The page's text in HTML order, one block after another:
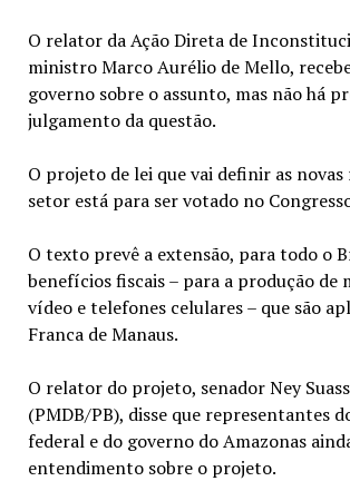
O relator da Ação Direta de
ministro Marco Aurélio de Mello,
governo sobre o assunto, mas não há
julgamento da questão.
O projeto de lei que vai definir as novas
setor está para ser votado no
O texto prevê a extensão, para todo o
benefícios fiscais – para a produção de
vídeo e telefones celulares – que são
Franca de Manaus.
O relator do projeto, senador Ney
(PMDB/PB), disse que representantes
federal e do governo do Amazonas
entendimento sobre o projeto.